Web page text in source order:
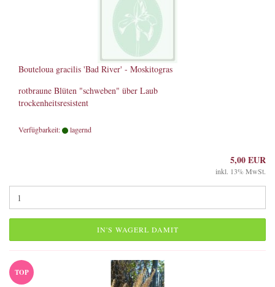
Bouteloua gracilis 'Bad River' - Moskitogras
rotbraune Blüten "schweben" über Laub
trockenheitsresistent
Verfügbarkeit: lagernd
5,00 EUR
inkl. 13% MwSt.
IN'S WAGERL DAMIT
TOP